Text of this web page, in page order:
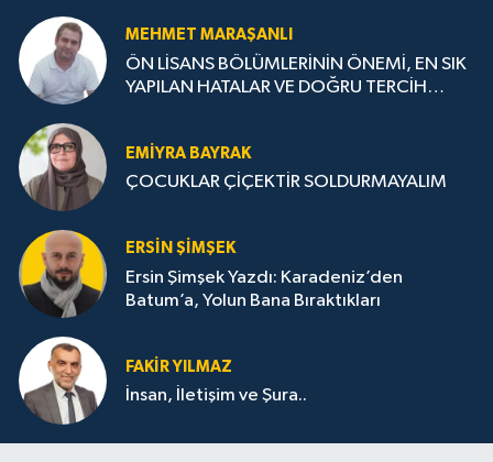
MEHMET MARAŞANLI
ÖN LİSANS BÖLÜMLERİNİN ÖNEMİ, EN SIK
YAPILAN HATALAR VE DOĞRU TERCİH
EMIYRA BAYRAK
ÇOCUKLAR ÇİÇEKTİR SOLDURMAYALIM
ERSIN ŞIMŞEK
Ersin Şimşek Yazdı: Karadeniz’den
Batum’a, Yolun Bana Bıraktıkları
FAKIR YILMAZ
İnsan, İletişim ve Şura..